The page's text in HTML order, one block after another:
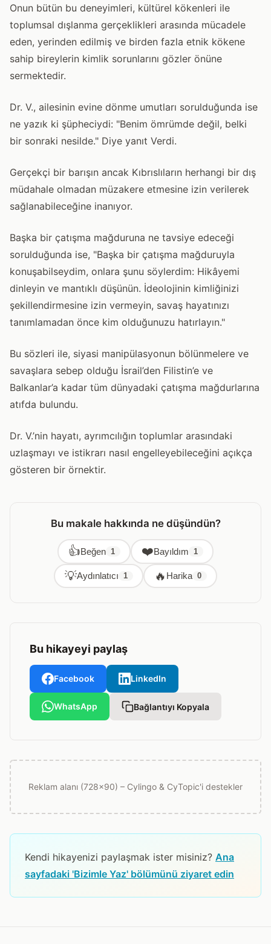
Onun bütün bu deneyimleri, kültürel kökenleri ile
toplumsal dışlanma gerçeklikleri arasında mücadele
eden, yerinden edilmiş ve birden fazla etnik kökene
sahip bireylerin kimlik sorunlarını gözler önüne
sermektedir.
Dr. V., ailesinin evine dönme umutları sorulduğunda ise
ne yazık ki şüpheciydi: "Benim ömrümde değil, belki
bir sonraki nesilde." Diye yanıt Verdi.
Gerçekçi bir barışın ancak Kıbrıslıların herhangi bir dış
müdahale olmadan müzakere etmesine izin verilerek
sağlanabileceğine inanıyor.
Başka bir çatışma mağduruna ne tavsiye edeceği
sorulduğunda ise, "Başka bir çatışma mağduruyla
konuşabilseydim, onlara şunu söylerdim: Hikâyemi
dinleyin ve mantıklı düşünün. İdeolojinin kimliğinizi
şekillendirmesine izin vermeyin, savaş hayatınızı
tanımlamadan önce kim olduğunuzu hatırlayın."
Bu sözleri ile, siyasi manipülasyonun bölünmelere ve
savaşlara sebep olduğu İsrail’den Filistin’e ve
Balkanlar’a kadar tüm dünyadaki çatışma mağdurlarına
atıfda bulundu.
Dr. V.’nin hayatı, ayrımcılığın toplumlar arasındaki
uzlaşmayı ve istikrarı nasıl engelleyebileceğini açıkça
gösteren bir örnektir.
Bu makale hakkında ne düşündün?
👍Beğen 1 ❤️Bayıldım 1
💡Aydınlatıcı 1 🔥 Harika 0
Bu hikayeyi paylaş
Facebook LinkedIn
WhatsApp Bağlantıyı Kopyala
Reklam alanı (728x90) – Cylingo & CyTopic'i destekler
Kendi hikayenizi paylaşmak ister misiniz? Ana
sayfadaki 'Bizimle Yaz' bölümünü ziyaret edin